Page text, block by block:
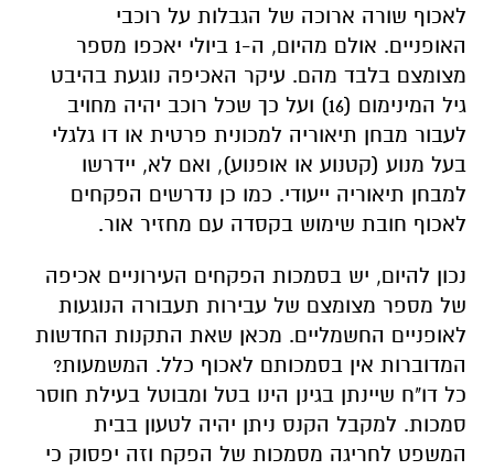
לאכוף שורה ארוכה של הגבלות על רוכבי
האופניים. אולם מהיום, ה-1 ביולי יאכפו מספר
מצומצם בלבד מהם. עיקר האכיפה נוגעת בהיבט
גיל המינימום (16) ועל כך שכל רוכב יהיה מחויב
לעבור מבחן תיאוריה למכונית פרטית או דו גלגלי
בעל מנוע (קטנוע או אופנוע), ואם לא, יידרשו
למבחן תיאוריה ייעודי. כמו כן נדרשים הפקחים
לאכוף חובת שימוש בקסדה עם מחזיר אור.
נכון להיום, יש בסמכות הפקחים העירוניים אכיפה
של מספר מצומצם של עבירות תעבורה הנוגעות
לאופניים החשמליים. מכאן שאת התקנות החדשות
המדוברות אין בסמכותם לאכוף כלל. המשמעות?
כל דו"ח שיינתן בגינן הינו בטל ומבוטל בעילת חוסר
סמכות. למקבל הקנס ניתן יהיה לטעון בבית
המשפט לחריגה מסמכות של הפקח וזה יפסוק כי